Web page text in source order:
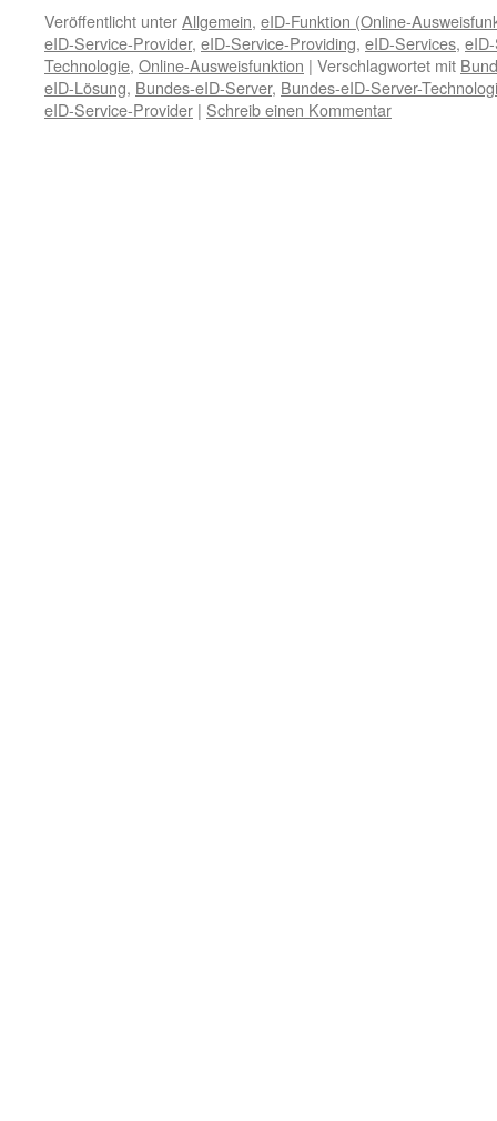
Veröffentlicht unterAllgemein, eID-Funktion (Online-
eID-Service-Provider, eID-Service-Providing, eID-Services,
Technologie, Online-Ausweisfunktion | Verschlagwortet mit
eID-Lösung, Bundes-eID-Server, Bundes-eID-Server-
eID-Service-Provider | Schreib einen Kommentar